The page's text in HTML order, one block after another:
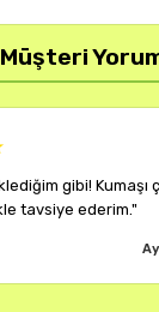
Müşteri
"Rengi ve kalıbı
çok memnun kaldım."